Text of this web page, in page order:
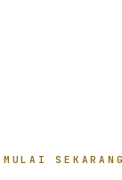
MULAI SEKARANG